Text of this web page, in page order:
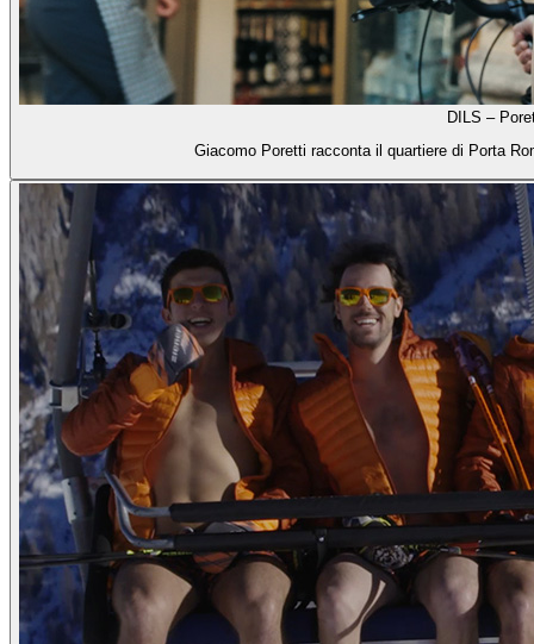
DILS –
Giacomo Poretti racconta il quartiere di Porta